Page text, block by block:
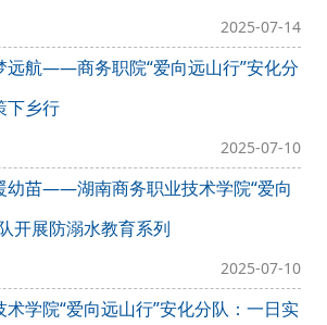
2025-07-14
远航——商务职院“爱向远山行”安化分
下乡行​
2025-07-10
幼苗——湖南商务职业技术学院“爱向
开展防溺水教育系列
2025-07-10
学院“爱向远山行”安化分队：一日实